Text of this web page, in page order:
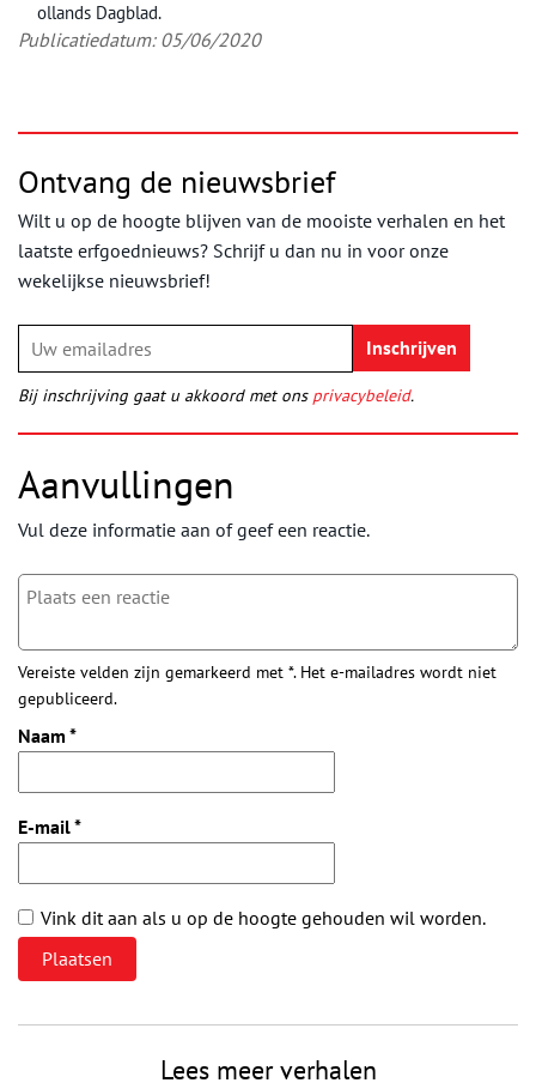
ollands Dagblad.
Publicatiedatum: 05/06/2020
Ontvang de nieuwsbrief
Wilt u op de hoogte blijven van de mooiste verhalen en het
laatste erfgoednieuws? Schrijf u dan nu in voor onze
wekelijkse nieuwsbrief!
Bij inschrijving gaat u akkoord met ons privacybeleid.
Aanvullingen
Vul deze informatie aan of geef een reactie.
Vereiste velden zijn gemarkeerd met *. Het e-mailadres wordt niet
gepubliceerd.
Naam *
E-mail*
Vink dit aan als u op de hoogte gehouden wil worden.
Lees meer verhalen